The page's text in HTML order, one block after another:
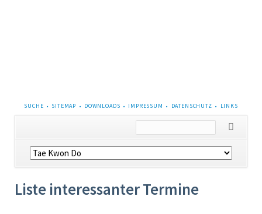
NAVIGATION
ÜBERSPRINGEN
SUCHE SITEMAP DOWNLOADS IMPRESSUM DATENSCHUTZ LINKS
Navigation
überspringen
Liste interessanter Termine